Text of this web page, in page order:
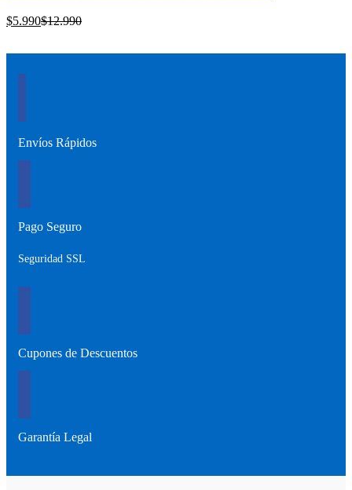
$5.990El
$12.990El
Envíos Rápidos
Pago Seguro
Seguridad SSL
Cupones de Descuentos
Garantía Legal